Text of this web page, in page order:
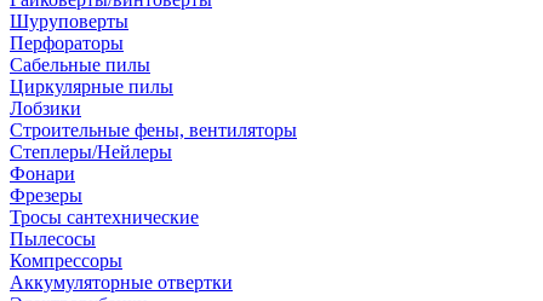
Шуруповерты
Перфораторы
Сабельные пилы
Циркулярные пилы
Лобзики
Строительные фены, вентиляторы
Степлеры/Нейлеры
Фонари
Фрезеры
Тросы сантехнические
Пылесосы
Компрессоры
Аккумуляторные отвертки